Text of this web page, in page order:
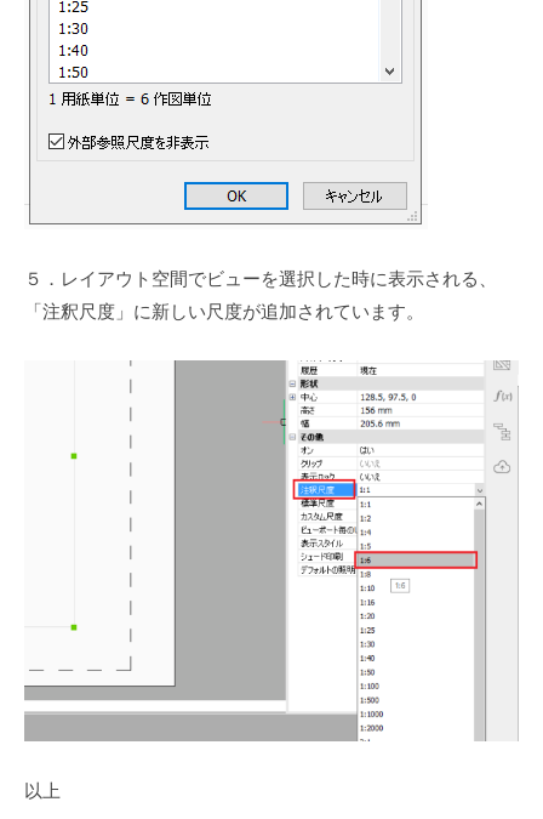
５．レイアウト空間でビューを選択した時に表示される、
「注釈尺度」に新しい尺度が追加されています。
以上